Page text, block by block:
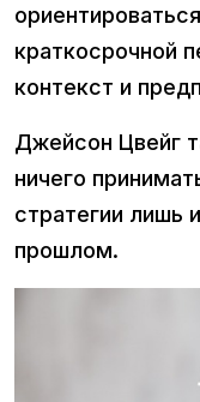
краткосрочной
контекст и
Джейсон Цвейг
ничего
стратегии лишь
прошлом.